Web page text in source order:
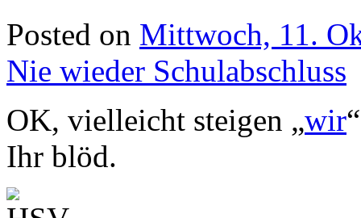
Posted on Mittwoch, 11.
Nie wieder Schulabschluss
OK, vielleicht steigen „wir
Ihr blöd.